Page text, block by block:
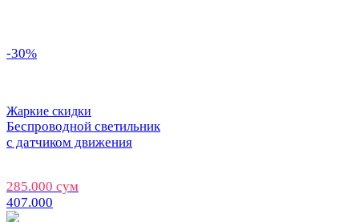
-30%
Жаркие скидки
Беспроводной светильник
с датчиком движения
285.000 сум
407.000